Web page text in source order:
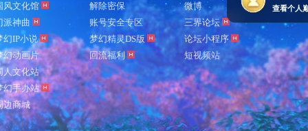
风文化馆
派神曲
幻IP小说
幻动画片
人文化站
幻手办站
边商城
解除密保
账号安全专区
梦幻精灵DS版
回流福利
微博
三界论坛
论坛小程序
短视频站
查看个人